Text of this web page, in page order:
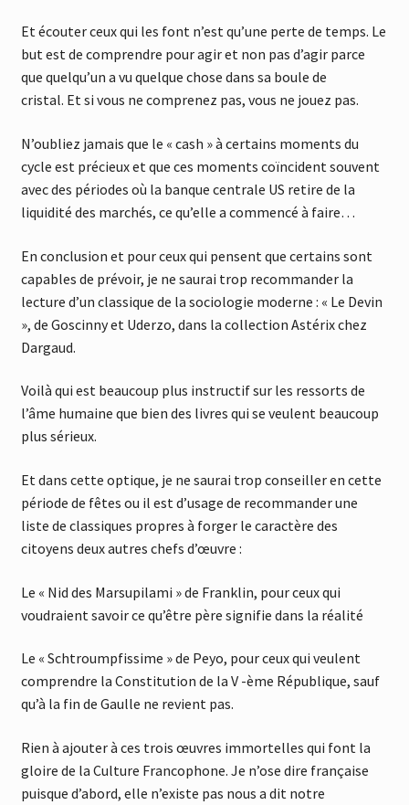
Et écouter ceux qui les font n’est qu’une perte de temps. Le
but est de comprendre pour agir et non pas d’agir parce
que quelqu’un a vu quelque chose dans sa boule de
cristal. Et si vous ne comprenez pas, vous ne jouez pas.
N’oubliez jamais que le « cash » à certains moments du
cycle est précieux et que ces moments coïncident souvent
avec des périodes où la banque centrale US retire de la
liquidité des marchés, ce qu’elle a commencé à faire…
En conclusion et pour ceux qui pensent que certains sont
capables de prévoir, je ne saurai trop recommander la
lecture d’un classique de la sociologie moderne : « Le Devin
», de Goscinny et Uderzo, dans la collection Astérix chez
Dargaud.
Voilà qui est beaucoup plus instructif sur les ressorts de
l’âme humaine que bien des livres qui se veulent beaucoup
plus sérieux.
Et dans cette optique, je ne saurai trop conseiller en cette
période de fêtes ou il est d’usage de recommander une
liste de classiques propres à forger le caractère des
citoyens deux autres chefs d’œuvre :
Le « Nid des Marsupilami » de Franklin, pour ceux qui
voudraient savoir ce qu’être père signifie dans la réalité
Le « Schtroumpfissime » de Peyo, pour ceux qui veulent
comprendre la Constitution de la V -ème République, sauf
qu’à la fin de Gaulle ne revient pas.
Rien à ajouter à ces trois œuvres immortelles qui font la
gloire de la Culture Francophone. Je n’ose dire française
puisque d’abord, elle n’existe pas nous a dit notre